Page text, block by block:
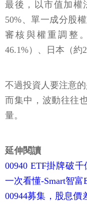
最後，以市值加權
50%、單一成分股
審核與權重調整
46.1%）、日本（約
不過投資人要注意
而集中，波動往往
量。
延伸閱讀
00940 ETF掛牌破
一次看懂-Smart智富
00944募集，股息